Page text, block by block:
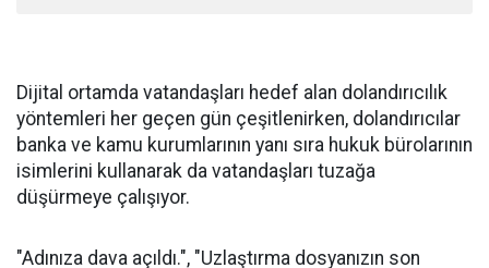
Dijital ortamda vatandaşları hedef alan dolandırıcılık
yöntemleri her geçen gün çeşitlenirken, dolandırıcılar
banka ve kamu kurumlarının yanı sıra hukuk bürolarının
isimlerini kullanarak da vatandaşları tuzağa
düşürmeye çalışıyor.
"Adınıza dava açıldı.", "Uzlaştırma dosyanızın son